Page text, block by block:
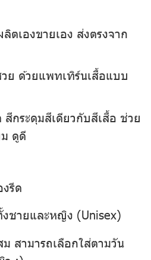
เองขายเอง ส่งตรงจาก
ย ด้วยแพทเทิร์นเสื้อแบบ
สีกระดุมสีเดียวกับสีเสื้อ ช่วย
ดูดี
รีด
ชายและหญิง (Unisex)
สามารถเลือกใส่ตามวัน